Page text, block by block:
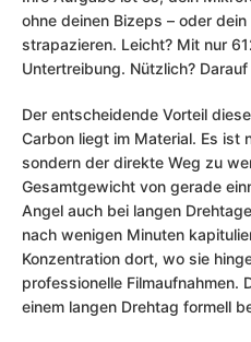
ohne deinen Bizeps – oder
strapazieren. Leicht? Mit nur
Untertreibung. Nützlich?
Der entscheidende Vorteil
Carbon liegt im Material. Es ist
sondern der direkte Weg zu
Gesamtgewicht von gerade
Angel auch bei langen
nach wenigen Minuten
Konzentration dort, wo sie
professionelle Filmaufnahmen.
einem langen Drehtag formell